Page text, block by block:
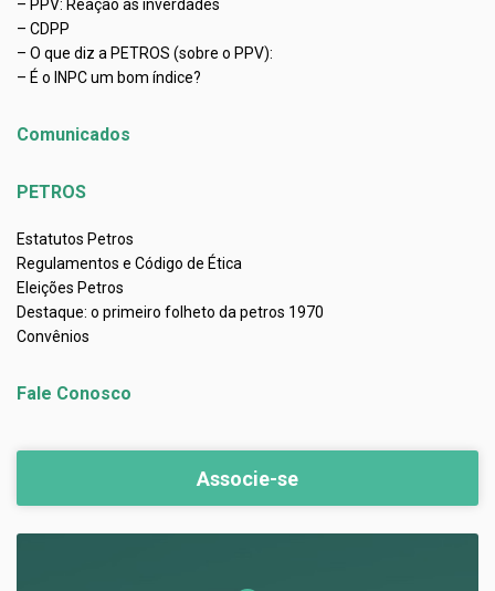
– PPV: Reação às inverdades
– CDPP
– O que diz a PETROS (sobre o PPV):
– É o INPC um bom índice?
Comunicados
PETROS
Estatutos Petros
Regulamentos e Código de Ética
Eleições Petros
Destaque: o primeiro folheto da petros 1970
Convênios
Fale Conosco
Associe-se